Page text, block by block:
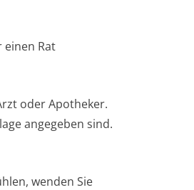
einen Rat
oder Apotheker.
angegeben sind.
wenden Sie